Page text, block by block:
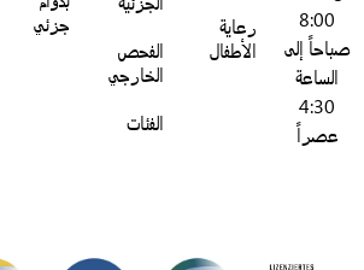
8:00
إلى
الساعة
4:30
عصراً
رعاية
الأطفال
الفحص
الخارجي
الفئات
جزئي